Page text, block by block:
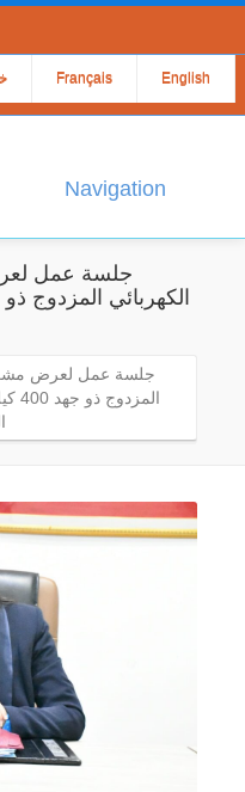
Français English
Navigation
جلسة عمل
جلسة عمل لعرض
المزدوج ذو جهد 400 كيلوفولط قرنبالية 2 .